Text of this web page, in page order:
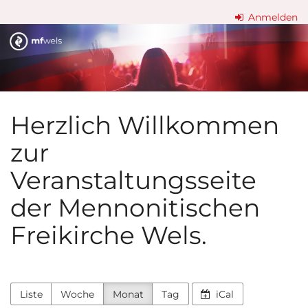
Haupt-
Inhalt
springen
Anmelden
Mennonitische
Freikirche
Wels
Herzlich Willkommen
zur
Veranstaltungsseite
der Mennonitischen
Freikirche Wels.
Liste Woche Monat Tag iCal